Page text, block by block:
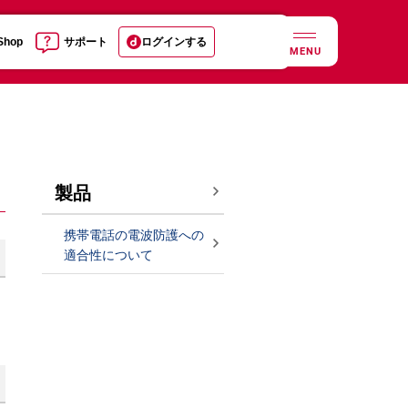
サポート ログインする
MENU
製品
携帯電話の電波防護への
適合性について